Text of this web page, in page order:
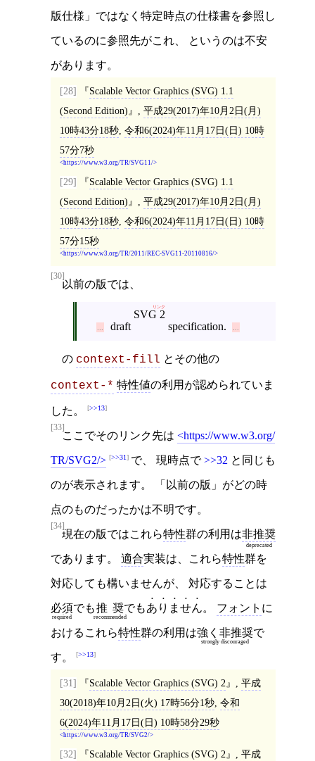
版仕様」ではなく特定時点の仕様書を参照し
ているのに参照先がこれ、 というのは不安
があります。
[28]
Scalable Vector Graphics (SVG) 1.1
(Second Edition)
平成29(2017)年10月2日(月)
10時43分18秒, 令和6(2024)年11月17日(日) 10時
57分7秒
https://www.w3.org/TR/SVG11/
[29]
Scalable Vector Graphics (SVG) 1.1
(Second Edition)
, 平成29(2017)年10月2日(月)
10時43分18秒, 令和6(2024)年11月17日(日) 10時
57分15秒
https://www.w3.org/TR/2011/REC-SVG11-20110816/
[30]
以前の版では、
draft
SVG 2
リンク
specification.
の context-fill とその他の
context-* 特性値の利用が認められていま
した。 >>13
[33]
ここでそのリンク先は https://www.w3.org/
TR/SVG2/ >>31 で、 現時点で>>32 と同じも
のが表示されます。 「以前の版」がどの時
点のものだったかは不明です。
[34]
現在の版ではこれら特性群の利用は非推奨
deprecated
であります。 適合実装は、これら特性群を
対応しても構いませんが、 対応することは
必須
required
でも推奨
recommended
でもありません。 フォント に
おけるこれら特性群の利用は強く非推奨
strongly discouraged
で
す。 >>13
[31] Scalable Vector Graphics (SVG) 2
平成
30(2018)年10月2日(火) 17時56分1秒, 令和
6(2024)年11月17日(日) 10時58分29秒
https://www.w3.org/TR/SVG2/
[32] Scalable Vector Graphics (SVG) 2 , 平成